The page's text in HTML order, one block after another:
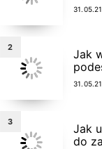
31.05.21
2
Jak
31.05.21
3
Jak
do